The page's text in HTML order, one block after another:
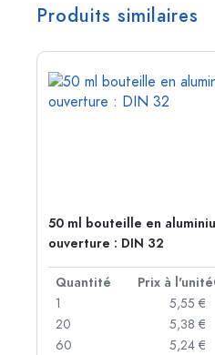
Produits similaires
50 ml bouteille en
ouverture : DIN 32
Quantité Prix à l'unité
1
5,55 €
20
5,38 €
60
5,24 €